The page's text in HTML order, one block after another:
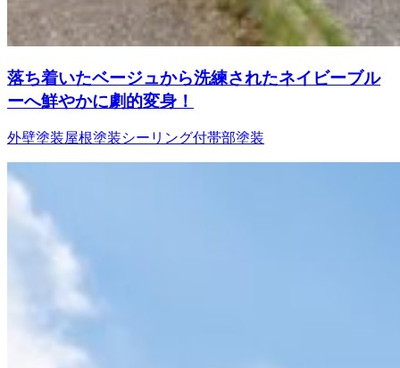
落ち着いたベージュから洗練されたネイビーブル
ーへ鮮やかに劇的変身！
外壁塗装屋根塗装シーリング付帯部塗装